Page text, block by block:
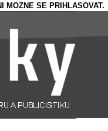
MOZNE SE PRIHLASOVAT.